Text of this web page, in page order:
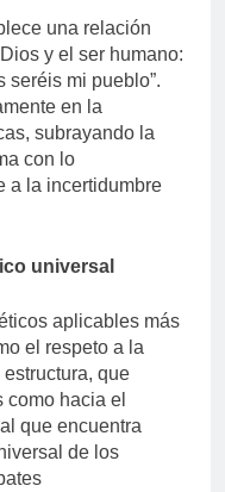
una relación
y el ser humano:
seréis mi pueblo”.
en la
subrayando la
con lo
a la incertidumbre
universal
aplicables más
el respeto a la
que
hacia el
que encuentra
de los